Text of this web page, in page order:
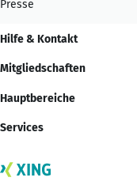
Presse
Hilfe & Kontakt
Mitgliedschaften
Hauptbereiche
Services